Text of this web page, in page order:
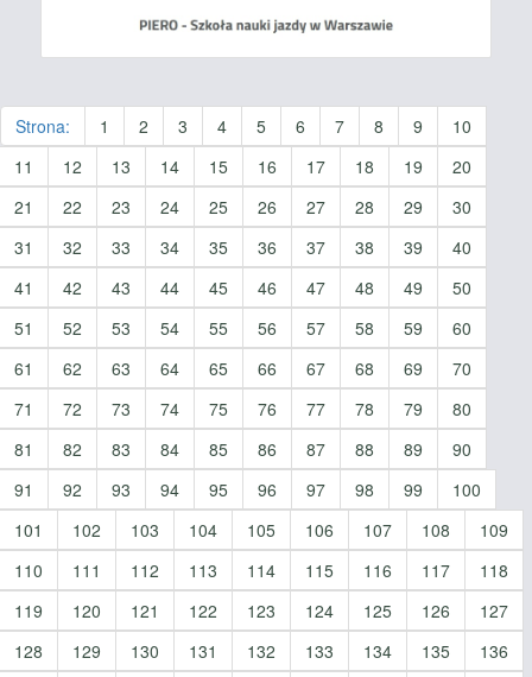
Strona: 1 2 3 4 5 6 7 8 9
10
11
12 13 14 15 16 17 18 19
20
21
22 23 24 25 26 27 28 29
30
31
32 33 34 35 36 37 38 39
40
41
42 43 44 45 46 47 48 49
50
51
52 53 54 55 56 57 58 59
60
61
62 63 64 65 66 67 68 69
70
71
72 73 74 75 76 77 78 79
80
81
82 83 84 85 86 87 88 89
90
91
92 93 94 95 96 97 98 99
100
101
102 103 104 105 106 107 108
109
110
111 112 113 114 115 116 117
118
119
120 121 122 123 124 125 126
127
128
129 130 131 132 133 134 135
136